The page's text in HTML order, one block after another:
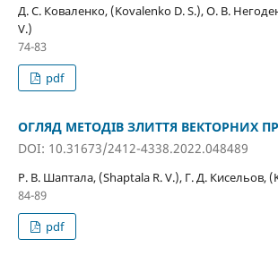
Д. С. Коваленко, (Kovalenko D. S.), О. В.
V.)
74-83
pdf
ОГЛЯД МЕТОДІВ ЗЛИТТЯ ВЕКТОРНИХ
DOI: 10.31673/2412-4338.2022.048489
Р. В. Шаптала, (Shaptala R. V.), Г. Д. Кисельов,
84-89
pdf